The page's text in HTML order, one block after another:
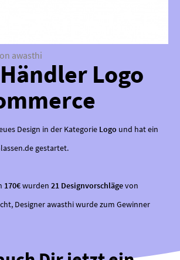
awasthi
Logo
Design in der Kategorie Logo und hat ein
gestartet.
170€wurden 21 Designvorschlägevon
Designer awasthi wurde zum Gewinner